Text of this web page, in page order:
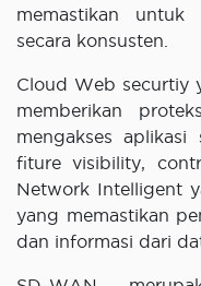
memastikan untuk
secara konsusten.
Cloud Web securtiy
memberikan
mengakses
fiture visibility,
Network Intelligent
yang memastikan
dan informasi dari